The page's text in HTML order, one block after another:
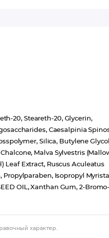
20, Steareth-20, Glycerin,
Caesalpinia
Silica, Butylene
Malva Sylvestris
Leaf Extract, Ruscus Aculeatus
Propylparaben, Isopropyl
OIL, Xanthan Gum, 2-
характер.